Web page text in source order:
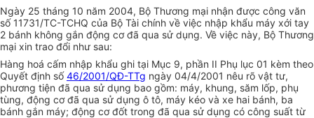
Ngày 25 tháng 10 năm 2004, Bộ Thương mại nhận được công văn
số 11731/TC-TCHQ của Bộ Tài chính về việc nhập khẩu máy xới tay
2 bánh không gắn động cơ đã qua sử dụng. Về việc này, Bộ Thương
mại xin trao đổi như sau:
Hàng hoá cấm nhập khẩu ghi tại Mục 9, phần II Phụ lục 01 kèm theo
Quyết định số46/2001/QĐ-TTg ngày 04/4/2001 nêu rõ vật tư,
phương tiện đã qua sử dụng bao gồm: máy, khung, săm lốp, phụ
tùng, động cơ đã qua sử dụng ô tô, máy kéo và xe hai bánh, ba
bánh gắn máy; động cơ đốt trong đã qua sử dụng có công suất từ